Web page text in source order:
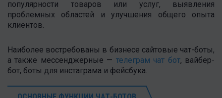
популярности товаров или услуг, выявления
проблемных областей и улучшения общего опыта
клиентов.
Наиболее востребованы в бизнесе сайтовые чат-боты,
а также мессенджерные — телеграм чат бот, вайбер-
бот, боты для инстаграма и фейсбука.